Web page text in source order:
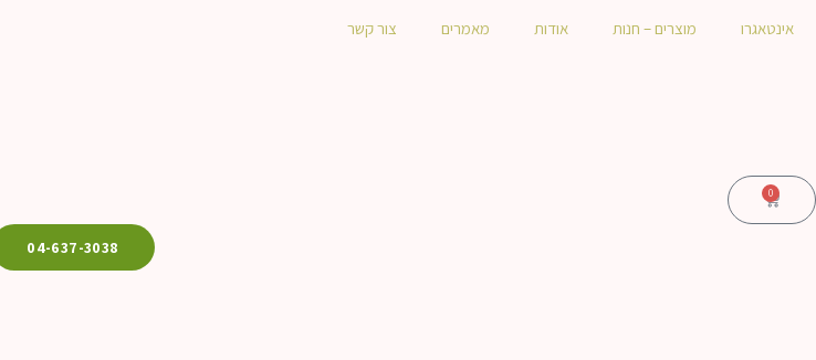
אינטאגרו מוצרים – חנות אודות מאמרים צור קשר
0
עגלת
קניות
04-637-3038